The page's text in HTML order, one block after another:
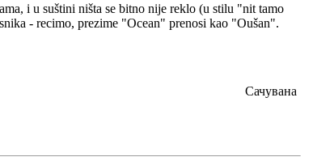
i u suštini ništa se bitno nije reklo (u stilu "nit tamo
- recimo, prezime "Ocean" prenosi kao "Oušan".
Сачувана